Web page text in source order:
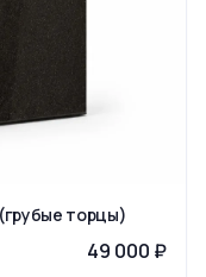
торцы)
49 000 ₽